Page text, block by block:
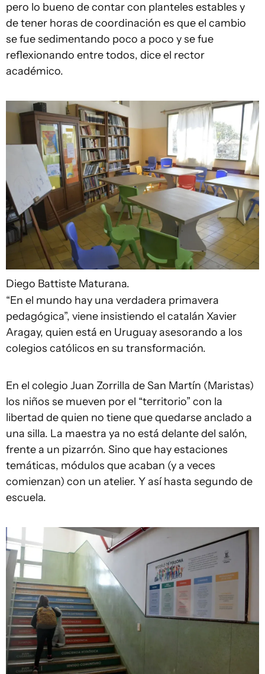
pero lo bueno de contar con planteles estables y
de tener horas de coordinación es que el cambio
se fue sedimentando poco a poco y se fue
reflexionando entre todos, dice el rector
académico.
Diego Battiste Maturana.
“En el mundo hay una verdadera primavera
pedagógica”, viene insistiendo el catalán Xavier
Aragay, quien está en Uruguay asesorando a los
colegios católicos en su transformación.
En el colegio Juan Zorrilla de San Martín (Maristas)
los niños se mueven por el “territorio” con la
libertad de quien no tiene que quedarse anclado a
una silla. La maestra ya no está delante del salón,
frente a un pizarrón. Sino que hay estaciones
temáticas, módulos que acaban (y a veces
comienzan) con un atelier. Y así hasta segundo de
escuela.